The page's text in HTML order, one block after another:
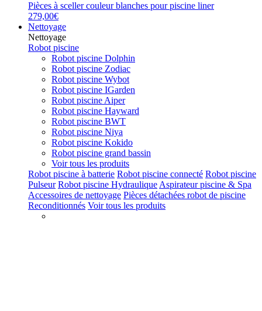
Pièces à sceller couleur blanches pour piscine liner
279,00€
Nettoyage
Nettoyage
Robot piscine
Robot piscine Dolphin
Robot piscine Zodiac
Robot piscine Wybot
Robot piscine IGarden
Robot piscine Aiper
Robot piscine Hayward
Robot piscine BWT
Robot piscine Niya
Robot piscine Kokido
Robot piscine grand bassin
Voir tous les produits
Robot piscine à batterie Robot piscine connecté Robot piscine
Pulseur Robot piscine Hydraulique Aspirateur piscine & Spa
Accessoires de nettoyage Pièces détachées robot de piscine
Reconditionnés Voir tous les produits